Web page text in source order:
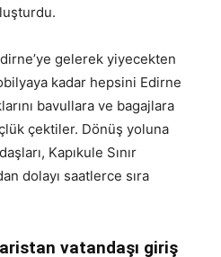
gelerek yiyecekten
kadar hepsini Edirne
bavullara ve bagajlara
çektiler. Dönüş yoluna
Kapıkule Sınır
dolayı saatlerce sıra
vatandaşı giriş